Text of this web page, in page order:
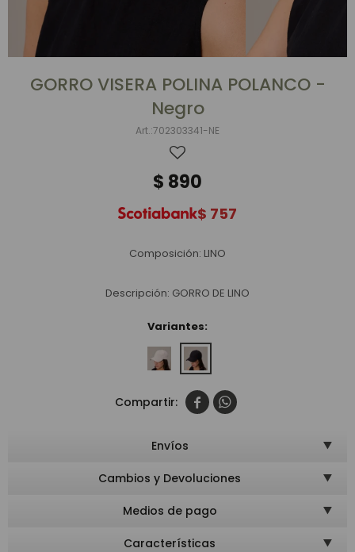
GORRO VISERA POLINA POLANCO -
Negro
702303341-NE
$ 890
$ 757
Composición: LINO
Descripción: GORRO DE LINO
Variantes:
 
Envíos
Cambios y Devoluciones
Medios de pago
Características